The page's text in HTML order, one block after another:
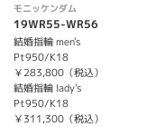
モニッケンダム
19WR55-WR56
結婚指輪 men's
Pt950/K18
￥283,800（税込）
結婚指輪 lady's
Pt950/K18
￥311,300（税込）